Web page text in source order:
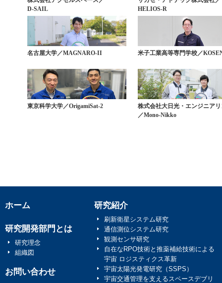
D-SAIL
HELIOS-R
名古屋大学／MAGNARO-II 米子工業高等専門学校／
東京科学大学／OrigamiSat-2
株式会社大日光・エンジニア
／Mono-Nikko
ホーム
研究開発部門とは
研究理念
組織図
お問い合わせ
研究紹介
刷新衛星システム研究
通信測位システム研究
観測センサ研究
自在なRPO技術と推薬補給技術による
宇宙 ロジスティクス革新
宇宙太陽光発電研究（SSPS）
宇宙交通管理を支えるスペースデブリ